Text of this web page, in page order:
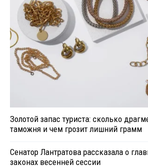
Золотой запас туриста: сколько
таможня и чем грозит лишний грамм
Сенатор Лантратова рассказала о
законах весенней сессии